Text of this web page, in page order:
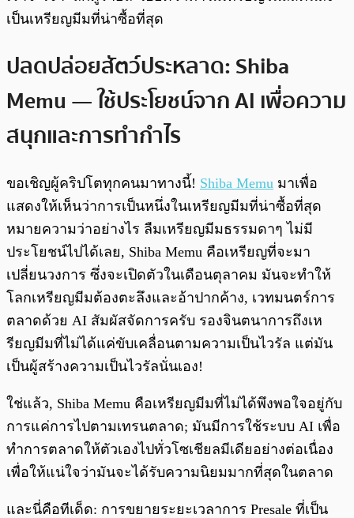
เป็นเหรียญมีมที่น่าซื้อที่สุด
ปลดปล่อยสัตว์ประหลาด: Shiba
Memu — ใช้ประโยชน์จาก AI เพื่อความ
สนุกและการทำกำไร
ขอเชิญผู้คริปโตทุกคนมาทางนี้! Shiba Memu มาเพื่อ
แสดงให้เห็นว่าการเป็นหนึ่งในเหรียญมีมที่น่าซื้อที่สุด
หมายความว่าอย่างไร ลืมเหรียญมีมธรรมดาๆ ไม่มี
ประโยชน์ไปได้เลย, Shiba Memu คือเหรียญที่จะมา
เปลี่ยนวงการ ซึ่งจะเปิดตัวในเดือนตุลาคม มันจะทำให้
โลกเหรียญมีมต้องตะลึงและอ้าปากค้าง, เวทมนตร์การ
ตลาดด้วย AI สัมผัสจัดการครับ รองจินตนาการถึงเห
รียญมีมที่ไม่ได้แค่ขับเคลื่อนตามความเป็นไวรัล แต่มัน
เป็นผู้สร้างความเป็นไวรัลนั่นเอง!
ใช่แล้ว, Shiba Memu คือเหรียญมีมที่ไม่ได้พึงพอใจอยู่กับ
การแค่การไปตามเทรนตลาด; มันมีการใช้ระบบ AI เพื่อ
ทำการตลาดให้ตัวเองไปทั่วโซเชียลมีเดียอย่างต่อเนื่อง
เพื่อให้แน่ใจว่ามันจะได้รับความนิยมมากที่สุดในตลาด
และนี่คือทีเด็ด: การขยายระยะเวลาการ Presale ที่เป็น